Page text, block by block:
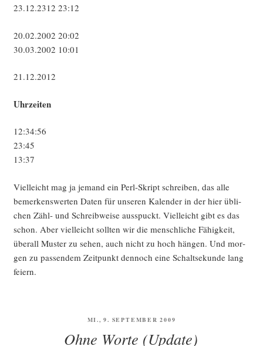
23.12.2312 23:12
20.02.2002 20:02
30.03.2002 10:01
21.12.2012
Uhr­zei­ten
12:34:56
23:45
13:37
Viel­leicht mag ja jemand ein Perl-Skript schrei­ben, das alle
bemer­kens­wer­ten Daten für unse­ren Kalen­der in der hier übli­
chen Zähl- und Schreib­wei­se aus­spuckt. Viel­leicht gibt es das
schon. Aber viel­leicht soll­ten wir die mensch­li­che Fähig­keit,
über­all Mus­ter zu sehen, auch nicht zu hoch hän­gen. Und mor­
gen zu pas­sen­dem Zeit­punkt den­noch eine Schalt­se­kun­de lang
feiern.
VERÖFFENTLICHT
MI., 9. SEPTEMBER 2009
Ohne Worte (Update)